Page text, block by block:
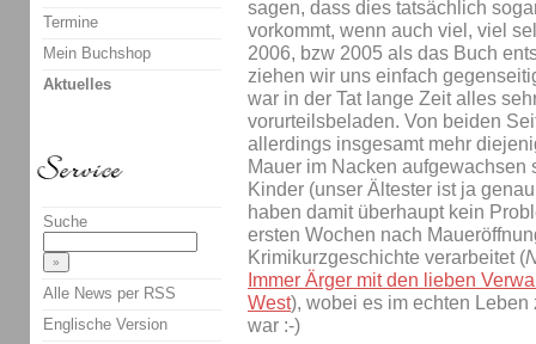
sagen, dass dies tatsächlich
vorkommt, wenn auch viel, viel
2006, bzw 2005 als das Buch
ziehen wir uns einfach
war in der Tat lange Zeit alles
vorurteilsbeladen. Von beiden
allerdings insgesamt mehr
Mauer im Nacken aufgewachsen
Kinder (unser Ältester ist ja
haben damit überhaupt kein
ersten Wochen nach
Krimikurzgeschichte verarbeitet (
Immer Ärger mit den lieben
West), wobei es im echten
war :-)
Termine
Mein Buchshop
Aktuelles
Suche
Alle News per RSS
Englische Version